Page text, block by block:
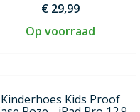
€ 29,99
Op voorraad
Kinderhoes Kids Proof